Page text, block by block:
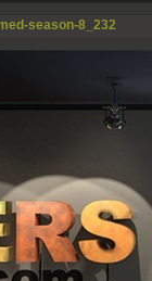
season-8_232